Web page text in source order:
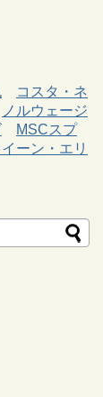
コスタ・ネ
ノルウェージ
MSCスプ
イーン・エリ